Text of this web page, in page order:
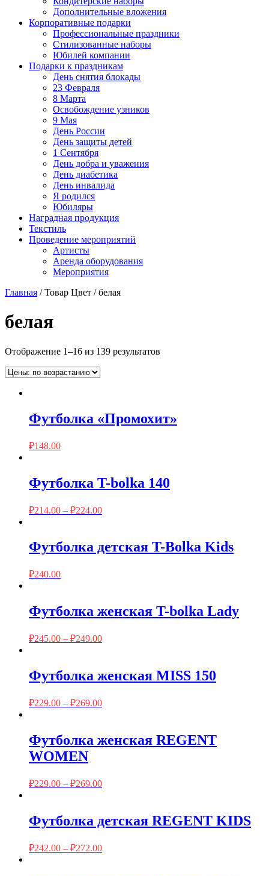
Дополнительные вложения
Корпоративные подарки
Профессиональные праздники
Стилизованные наборы
Юбилей компании
Подарки к праздникам
День снятия блокады
23 Февраля
8 Марта
Освобождение узников
9 Мая
День России
День защиты детей
1 Сентября
День добра и уважения
День диабетика
День инвалида
Я родился
Юбиляры
Наградная продукция
Текстиль
Проведение мероприятий
Артисты
Аренда оборудования
Мероприятия
Главная / Товар Цвет / белая
белая
Отображение 1–16 из 139 результатов
Футболка «Промохит»
₽148.00
Футболка T-bolka 140
₽214.00 – ₽224.00
Футболка детская T-Bolka Kids
₽240.00
Футболка женская T-bolka Lady
₽245.00 – ₽249.00
Футболка женская MISS 150
₽229.00 – ₽269.00
Футболка женская REGENT
WOMEN
₽229.00 – ₽269.00
Футболка детская REGENT KIDS
₽242.00 – ₽272.00